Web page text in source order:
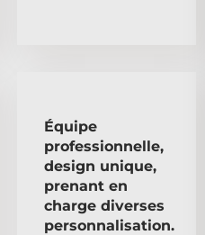
Équipe
professionnelle,
design unique,
prenant en
charge diverses
personnalisation.